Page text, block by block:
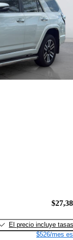
El precio incluye tasas
$526/mes